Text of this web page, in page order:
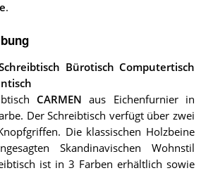
.
Bürotisch Computertisch
CARMEN aus Eichenfurnier in
Der Schreibtisch verfügt über zwei
Die klassischen Holzbeine
Skandinavischen Wohnstil
ist in 3 Farben erhältlich sowie